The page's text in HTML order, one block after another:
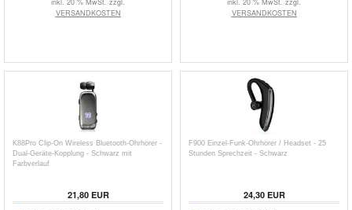
VERSANDKOSTEN
VERSANDKOSTEN
K88Pro Clip-On Wireless Bluetooth-Ohrhörer -
Dual-Geräte-Kopplung - Schwarz mit
Farbverlauf
21,80EUR
F900 Einzel-Funk-Ohrhörer / Headset - 25
Stunden Sprechzeit - Schwarz
24,30EUR